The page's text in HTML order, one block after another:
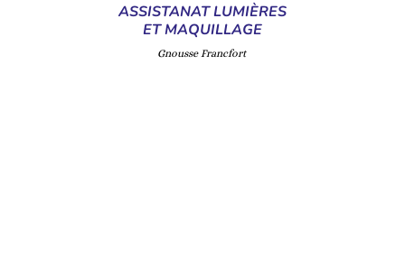
ASSISTANAT LUMIÈRES
ET MAQUILLAGE
Gnousse Francfort